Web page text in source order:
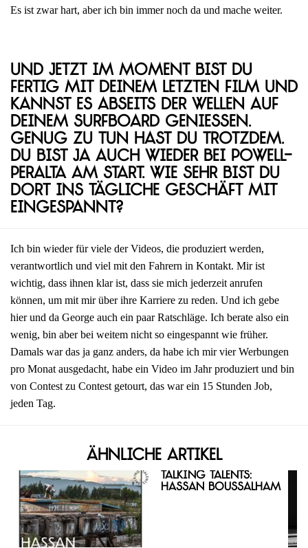
Es ist zwar hart, aber ich bin immer noch da und mache weiter.
Und jetzt im Moment bist du
fertig mit deinem letzten Film und
kannst es abseits der Wellen auf
deinem Surfboard genießen.
Genug zu tun hast du trotzdem.
Du bist ja auch wieder bei Powell-
Peralta am Start. Wie sehr bist du
dort ins tägliche Geschäft mit
eingespannt?
Ich bin wieder für viele der Videos, die produziert werden,
verantwortlich und viel mit den Fahrern in Kontakt. Mir ist
wichtig, dass ihnen klar ist, dass sie mich jederzeit anrufen
können, um mit mir über ihre Karriere zu reden. Und ich gebe
hier und da George auch ein paar Ratschläge. Ich berate also ein
wenig, bin aber bei weitem nicht so eingespannt wie früher.
Damals war das ja ganz anders, da habe ich mir vier Werbungen
pro Monat ausgedacht, habe ein Video im Jahr produziert und bin
von Contest zu Contest getourt, das war ein 15 Stunden Job,
jeden Tag.
Ähnliche Artikel
Talking Talents:
Hassan Boussalham